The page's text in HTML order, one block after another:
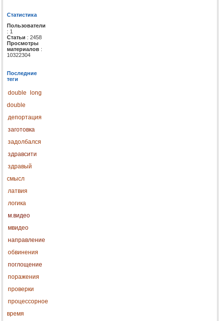
Статистика
Пользователи
: 1
Статьи : 2458
Просмотры
материалов :
10322304
Последние
теги
double
long
double
депортация
заготовка
задолбался
здравсити
здравый
смысл
латвия
логика
м.видео
мвидео
направление
обвинения
поглощение
поражения
проверки
процессорное
время